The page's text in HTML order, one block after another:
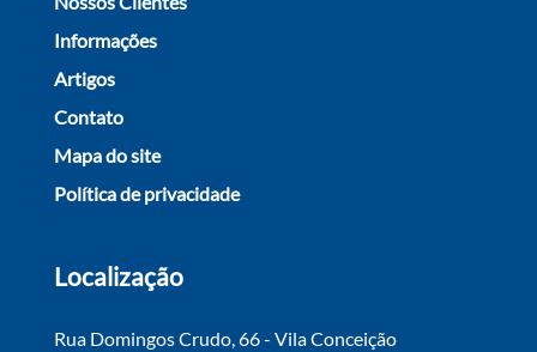
Informações
Artigos
Contato
Mapa do site
Política de privacidade
Localização
Rua Domingos Crudo, 66 - Vila Conceição